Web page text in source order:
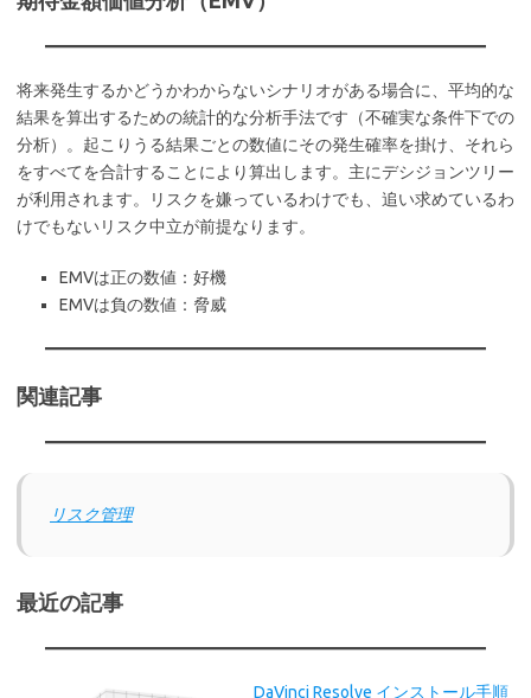
将来発生するかどうかわからないシナリオがある場合に、平均的な
結果を算出するための統計的な分析手法です（不確実な条件下での
分析）。起こりうる結果ごとの数値にその発生確率を掛け、それら
をすべてを合計することにより算出します。主にデシジョンツリー
が利用されます。リスクを嫌っているわけでも、追い求めているわ
けでもないリスク中立が前提なります。
EMVは正の数値：好機
EMVは負の数値：脅威
関連記事
リスク管理
最近の記事
DaVinci Resolve インストール手順